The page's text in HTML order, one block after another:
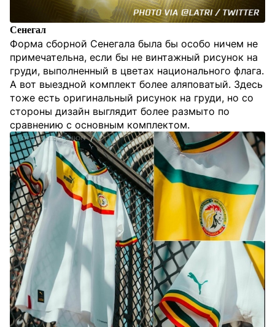
Сенегал
Форма сборной Сенегала была бы особо ничем не
примечательна, если бы не винтажный рисунок на
груди, выполненный в цветах национального флага.
А вот выездной комплект более аляповатый. Здесь
тоже есть оригинальный рисунок на груди, но со
стороны дизайн выглядит более размыто по
сравнению с основным комплектом.